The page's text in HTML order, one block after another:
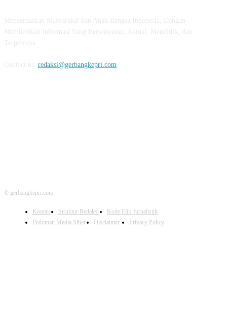
redaksi@gerbangkepri.com
© gerbangkepri.com
Kontak Struktur Redaksi
Kode Etik Jurnalistik
Pedoman Media Siber
Disclaimer Privacy Policy